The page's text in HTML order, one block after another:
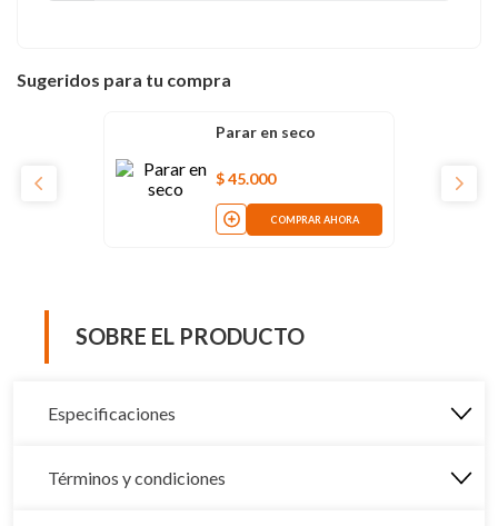
Sugeridos para tu compra
Parar en seco
$45.000
COMPRAR AHORA
SOBRE EL PRODUCTO
Especificaciones
Términos y condiciones